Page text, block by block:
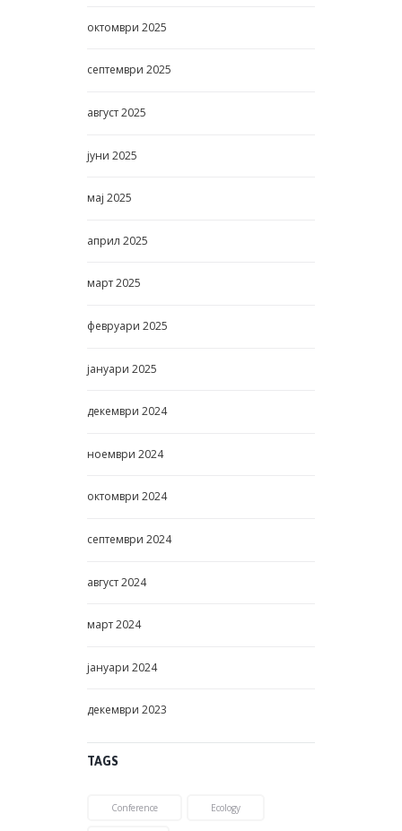
октомври 2025
септември 2025
август2025
јуни 2025
мај 2025
април 2025
март2025
февруари 2025
јануари 2025
декември 2024
ноември 2024
октомври 2024
септември 2024
август2024
март2024
јануари 2024
декември 2023
TAGS
Conference Ecology